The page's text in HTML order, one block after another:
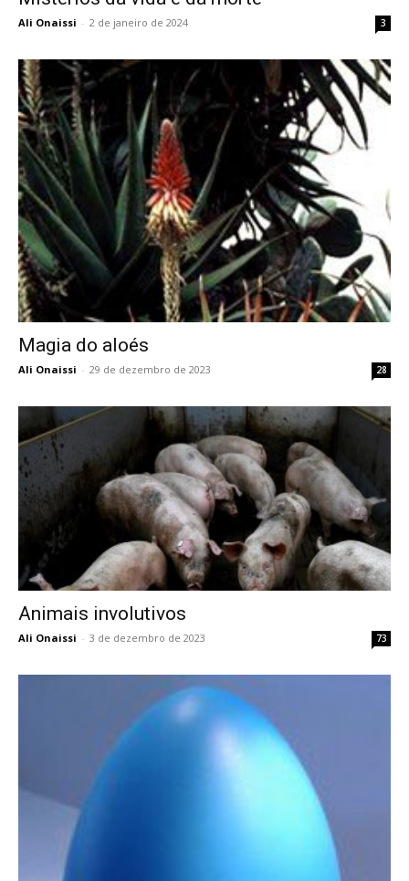
Ali Onaissi - 2 de janeiro de 2024 3
Magia do aloés
Ali Onaissi - 29 de dezembro de 2023 28
Animais involutivos
Ali Onaissi - 3 de dezembro de 2023 73